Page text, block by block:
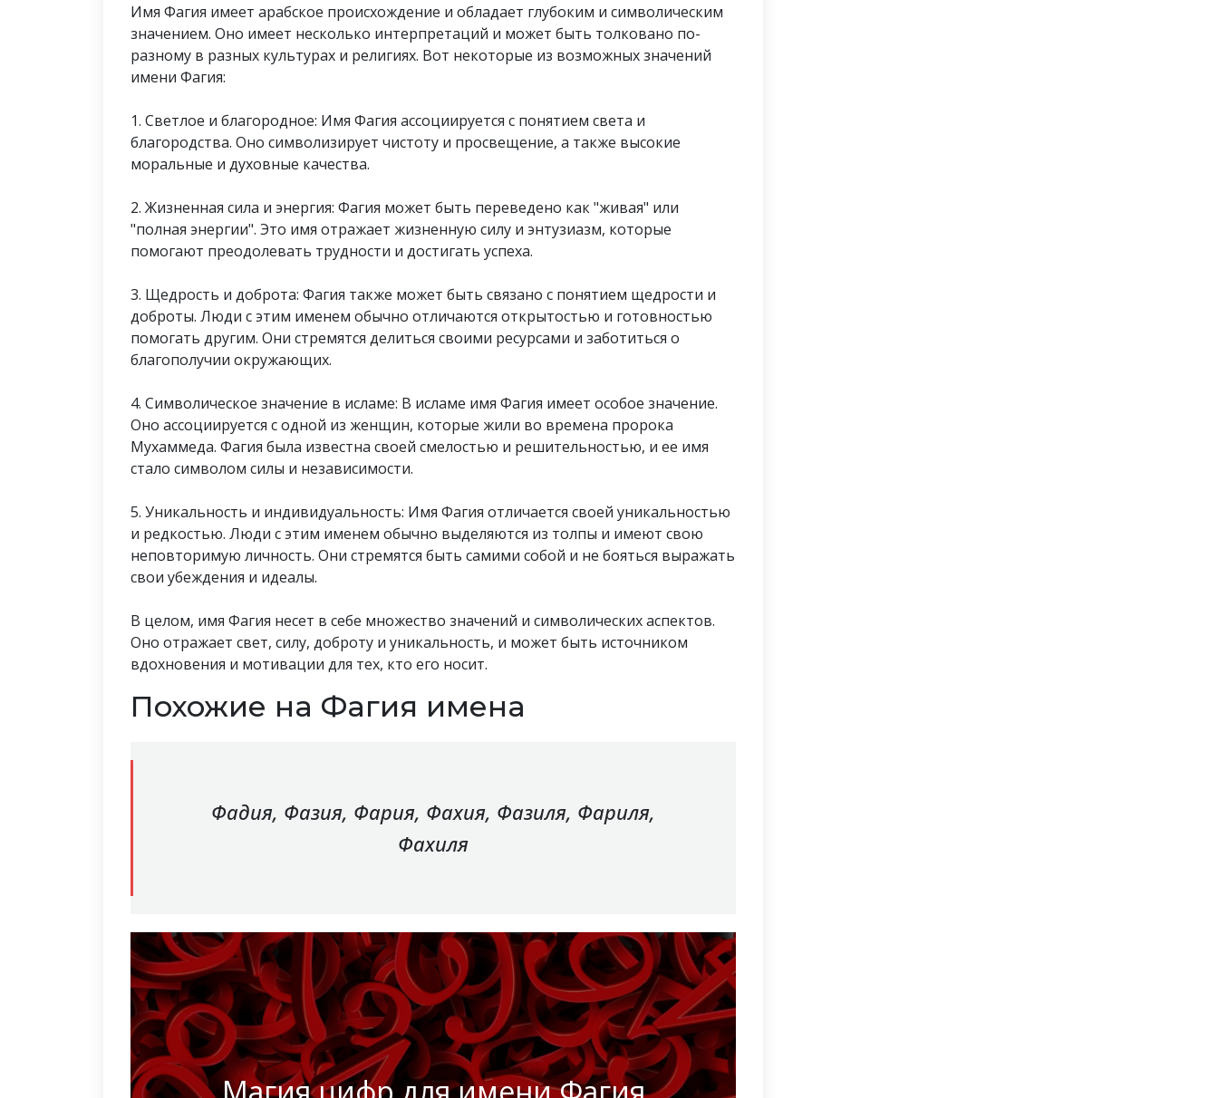
Имя Фагия имеет арабское происхождение и обладает глубоким и символическим
значением. Оно имеет несколько интерпретаций и может быть толковано по-
разному в разных культурах и религиях. Вот некоторые из возможных значений
имени Фагия:
1. Светлое и благородное: Имя Фагия ассоциируется с понятием света и
благородства. Оно символизирует чистоту и просвещение, а также высокие
моральные и духовные качества.
2. Жизненная сила и энергия: Фагия может быть переведено как "живая" или
"полная энергии". Это имя отражает жизненную силу и энтузиазм, которые
помогают преодолевать трудности и достигать успеха.
3. Щедрость и доброта: Фагия также может быть связано с понятием щедрости и
доброты. Люди с этим именем обычно отличаются открытостью и готовностью
помогать другим. Они стремятся делиться своими ресурсами и заботиться о
благополучии окружающих.
4. Символическое значение в исламе: В исламе имя Фагия имеет особое значение.
Оно ассоциируется с одной из женщин, которые жили во времена пророка
Мухаммеда. Фагия была известна своей смелостью и решительностью, и ее имя
стало символом силы и независимости.
5. Уникальность и индивидуальность: Имя Фагия отличается своей уникальностью
и редкостью. Люди с этим именем обычно выделяются из толпы и имеют свою
неповторимую личность. Они стремятся быть самими собой и не бояться выражать
свои убеждения и идеалы.
В целом, имя Фагия несет в себе множество значений и символических аспектов.
Оно отражает свет, силу, доброту и уникальность, и может быть источником
вдохновения и мотивации для тех, кто его носит.
Похожие на Фагия имена
Фадия, Фазия, Фария, Фахия, Фазиля, Фариля,
Фахиля